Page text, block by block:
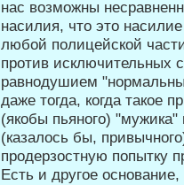
нас возможны
насилия, что это
любой полицейской
против исключительных
равнодушием
даже тогда, когда такое
(якобы пьяного) "мужика"
(казалось бы,
продерзостную попытку
Есть и другое